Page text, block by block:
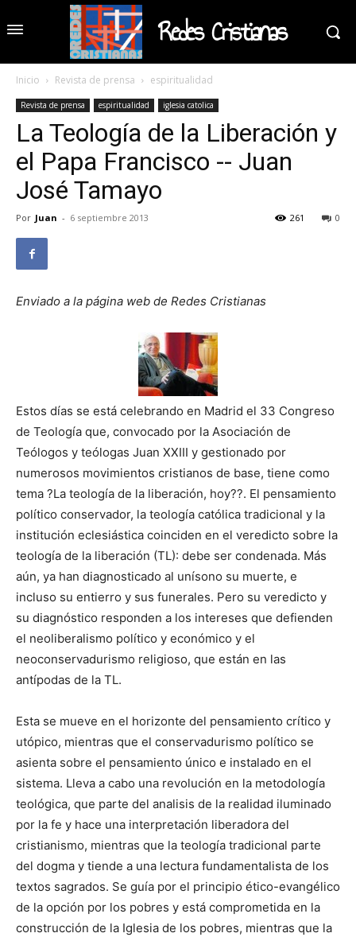
Redes Cristianas
Inicio Revista de prensa espiritualidad
Revista de prensa espiritualidad iglesia catolica
La Teología de la Liberación y
el Papa Francisco -- Juan
José Tamayo
Por Juan - 6 septiembre 2013 0
261
Enviado a la página web de Redes Cristianas
Estos días se está celebrando en Madrid el 33 Congreso
de Teología que, convocado por la Asociación de
Teólogos y teólogas Juan XXIII y gestionado por
numerosos movimientos cristianos de base, tiene como
tema ?La teología de la liberación, hoy??. El pensamiento
político conservador, la teología católica tradicional y la
institución eclesiástica coinciden en el veredicto sobre la
teología de la liberación (TL): debe ser condenada. Más
aún, ya han diagnosticado al unísono su muerte, e
incluso su entierro y sus funerales. Pero su veredicto y
su diagnóstico responden a los intereses que defienden
el neoliberalismo político y económico y el
neoconservadurismo religioso, que están en las
antípodas de la TL.
Esta se mueve en el horizonte del pensamiento crítico y
utópico, mientras que el conservadurismo político se
asienta sobre el pensamiento único e instalado en el
sistema. Lleva a cabo una revolución en la metodología
teológica, que parte del analisis de la realidad iluminado
por la fe y hace una interpretación liberadora del
cristianismo, mientras que la teología tradicional parte
del dogma y tiende a una lectura fundamentalista de los
textos sagrados. Se guía por el principio ético-evangélico
de la opción por los pobres y está comprometida en la
construcción de la Iglesia de los pobres, mientras que la